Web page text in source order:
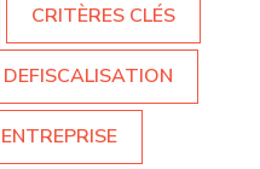
CRITÈRES CLÉS
DEFISCALISATION
ENTREPRISE